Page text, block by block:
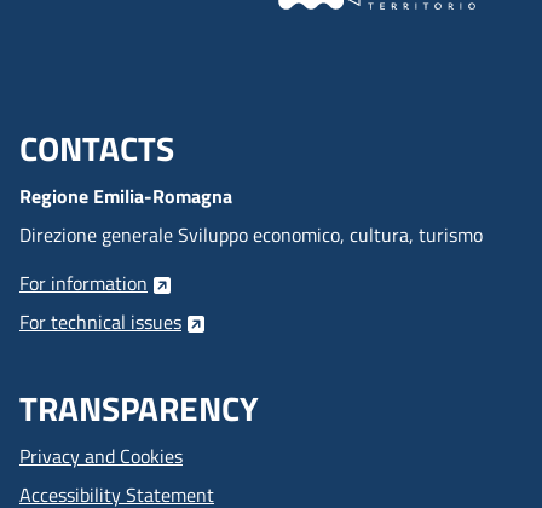
Menu footer inglese
CONTACTS
Regione Emilia-Romagna
Direzione generale Sviluppo economico, cultura, turismo
For information
For technical issues
TRANSPARENCY
Privacy and Cookies
Accessibility Statement